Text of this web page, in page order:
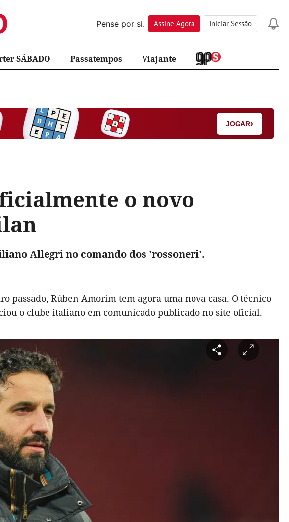
Pense por si.
Assine Agora Iniciar Sessão
SÁBADO Passatempos Viajante
JOGAR›
o novo
Allegri no comando dos 'rossoneri'.
passado, Rúben Amorim tem agora uma nova casa. O técnico
o clube italiano em comunicado publicado no site oficial.